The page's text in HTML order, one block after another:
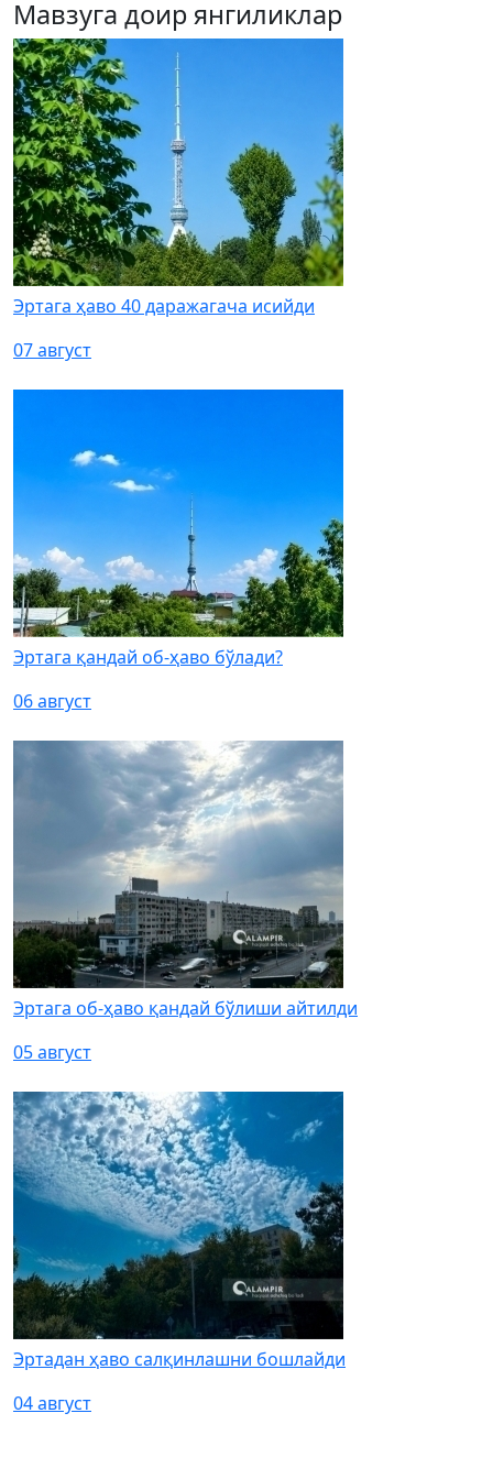
Мавзуга доир янгиликлар
Эртага ҳаво 40 даражагача исийди
07 август
Эртага қандай об-ҳаво бўлади?
06 август
Эртага об-ҳаво қандай бўлиши айтилди
05 август
Эртадан ҳаво салқинлашни бошлайди
04 август